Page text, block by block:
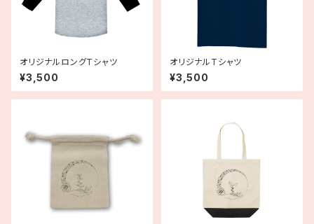
オリジナルロングTシャツ
¥3,500
オリジナルTシャツ
¥3,500